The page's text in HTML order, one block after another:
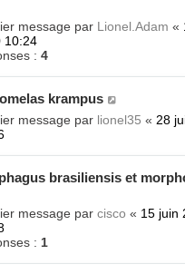
message par Lionel.Adam «
10:24
:4
krampus
message par lionel35 «28
brasiliensis et
message parcisco « 15 juin
:1